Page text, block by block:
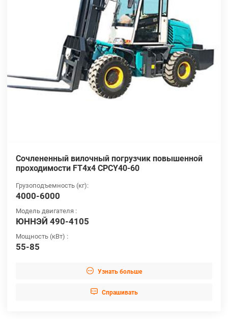
Сочлененный вилочный погрузчик повышенной
проходимости FT4x4 CPCY40-60
Грузоподъемность (кг):
4000-6000
Модель двигателя :
ЮННЭЙ 490-4105
Мощность (кВт) :
55-85
 Узнать больше
 Cпрашивать